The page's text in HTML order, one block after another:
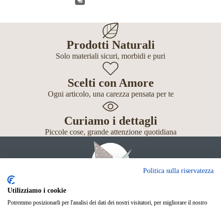
Prodotti Naturali
Solo materiali sicuri, morbidi e puri
Scelti con Amore
Ogni articolo, una carezza pensata per te
Curiamo i dettagli
Piccole cose, grande attenzione quotidiana
Politica sulla riservatezza
Utilizziamo i cookie
Potremmo posizionarli per l'analisi dei dati dei nostri visitatori, per migliorare il nostro